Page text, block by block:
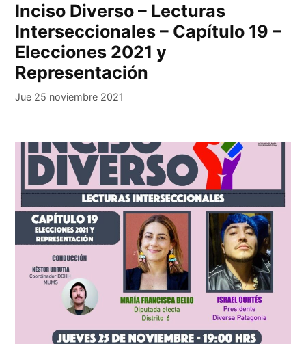
Inciso Diverso – Lecturas
Interseccionales – Capítulo 19 –
Elecciones 2021 y
Representación
Jue 25 noviembre 2021